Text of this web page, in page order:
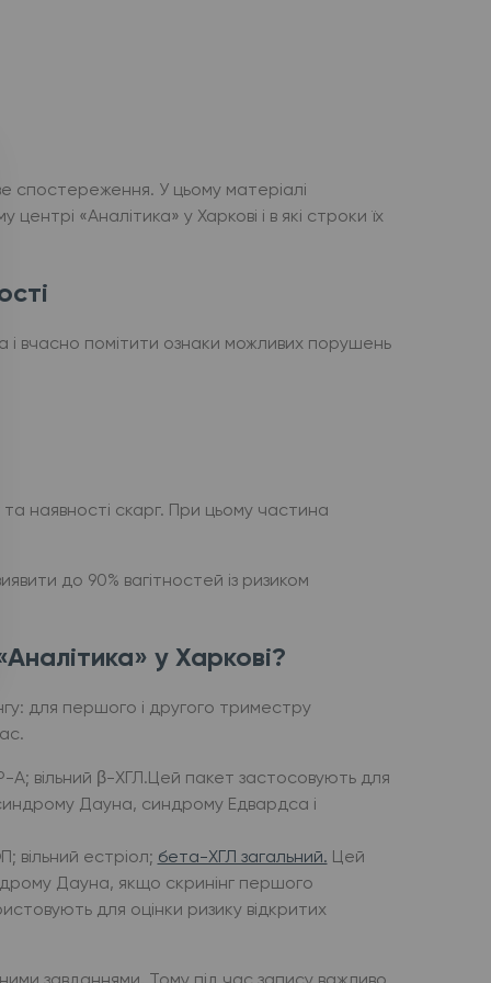
спостереження. У цьому матеріалі
«Аналітика» у Харкові і в які строки їх
і вчасно помітити ознаки можливих порушень
та наявності скарг. При цьому частина
до 90% вагітностей із ризиком
у Харкові?
для першого і другого триместру
A; вільний β-ХГЛ.Цей пакет застосовують для
Дауна, синдрому Едвардса і
вільний естріол; бета-ХГЛ загальний. Цей
Дауна, якщо скринінг першого
для оцінки ризику відкритих